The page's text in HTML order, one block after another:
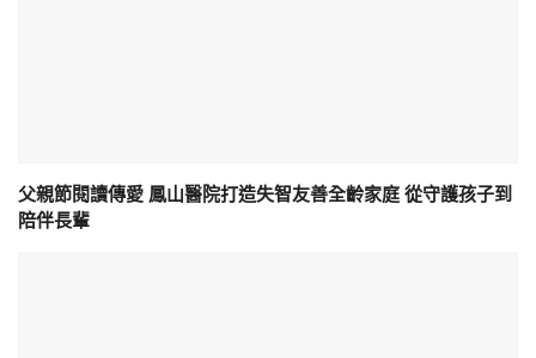
父親節閱讀傳愛 鳳山醫院打造失智友善全齡家庭 從守護孩子到
陪伴長輩